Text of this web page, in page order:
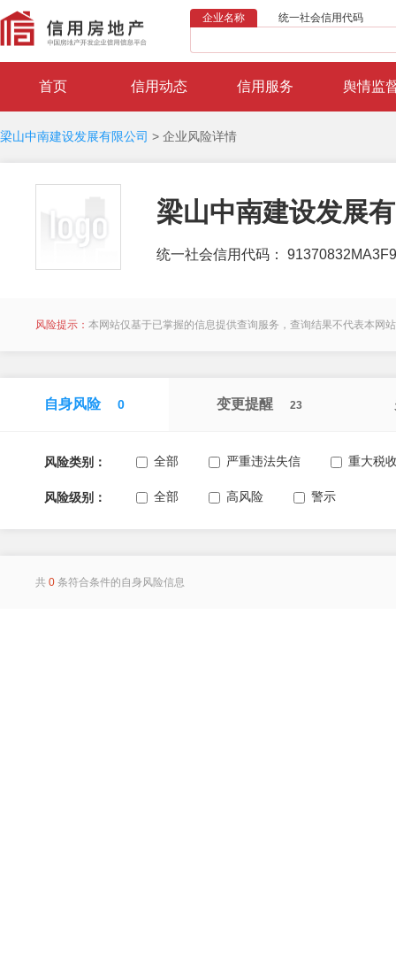
企业名称 统一社会信用代码
首页 信用动态 信用服务 舆情监
梁山中南建设发展有限公司 > 企业风险详情
梁山中南建设发展
统一社会信用代码：
风险提示： 本网站仅基于已掌握的信息提供查询服务，查询结果不代表本网
自身风险 0 变更提醒 23
风险类别： 全部 严重违法失信 重大税
风险级别： 全部 高风险 警示
共 0 条符合条件的自身风险信息